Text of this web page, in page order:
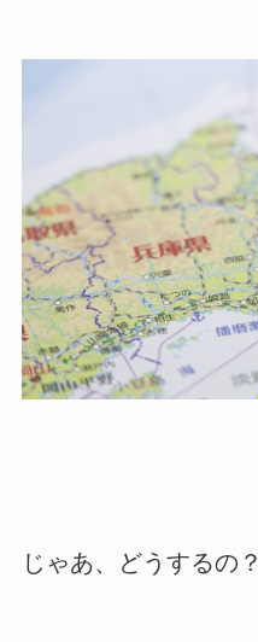
じゃあ、どうするの？